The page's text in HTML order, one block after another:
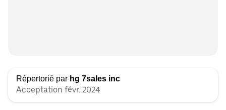
Répertorié par hg 7sales inc
Acceptation févr. 2024